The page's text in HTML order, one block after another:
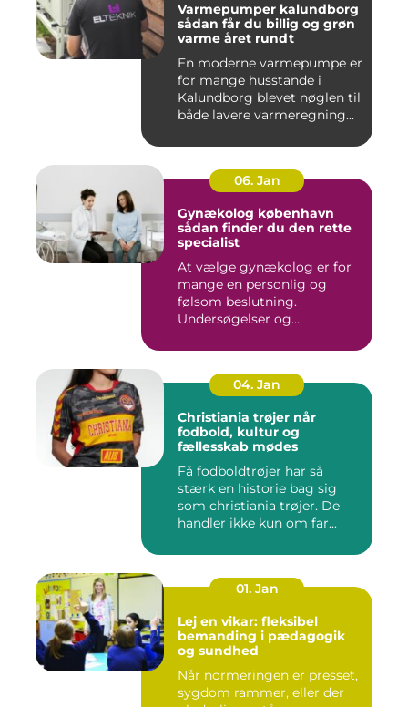
Varmepumper kalundborg
sådan får du billig og grøn
varme året rundt
En moderne varmepumpe er
for mange husstande i
Kalundborg blevet nøglen til
både lavere varmeregning...
06. Jan
Gynækolog københavn
sådan finder du den rette
specialist
At vælge gynækolog er for
mange en personlig og
følsom beslutning.
Undersøgelser og
04. Jan
Christiania trøjer når
fodbold, kultur og
fællesskab mødes
Få fodboldtrøjer har så
stærk en historie bag sig
som christiania trøjer. De
handler ikke kun om far...
01. Jan
Lej en vikar: fleksibel
bemanding i pædagogik
og sundhed
Når normeringen er presset,
sygdom rammer, eller der